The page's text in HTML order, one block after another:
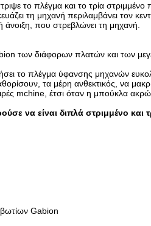
το πλέγμα και το τρία στριμμένο
τη μηχανή περιλαμβάνει τον
που στρεβλώνει τη μηχανή.
των διάφορων πλατών και των
το πλέγμα ύφανσης μηχανών
τα μέρη ανθεκτικός, να
mchine, έτσι όταν η μπούκλα
να είναι διπλά στριμμένο και
Gabion